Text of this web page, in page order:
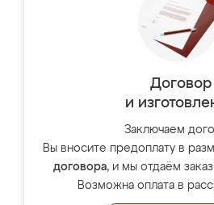
Договор
и
Заключаем
Вы вносите предоплату в
договора, и мы отдаём
Возможна оплата в